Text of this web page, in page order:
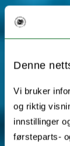
Denne
Vi bruker
og riktig
innstillinger
førsteparts-